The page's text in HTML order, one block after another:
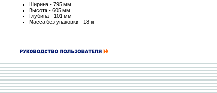
Ширина - 795 мм
Высота - 605 мм
Глубина - 101 мм
Масса без упаковки - 18 кг